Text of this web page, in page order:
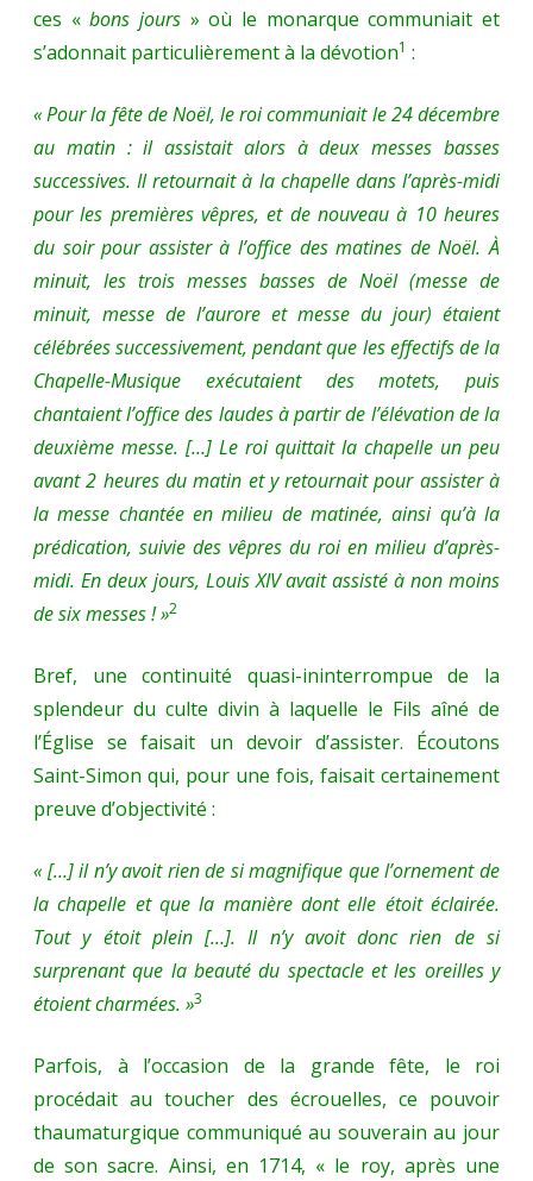
ces «bons jours » où le monarque communiait et
s’adonnait particulièrement à la dévotion1 :
« Pour la fête de Noël, le roi communiait le 24 décembre
au matin : il assistait alors à deux messes basses
successives. Il retournait à la chapelle dans l’après-midi
pour les premières vêpres, et de nouveau à 10 heures
du soir pour assister à l’office des matines de Noël. À
minuit, les trois messes basses de Noël (messe de
minuit, messe de l’aurore et messe du jour) étaient
célébrées successivement, pendant que les effectifs de la
Chapelle-Musique exécutaient des motets, puis
chantaient l’office des laudes à partir de l’élévation de la
deuxième messe. […] Le roi quittait la chapelle un peu
avant 2 heures du matin et y retournait pour assister à
la messe chantée en milieu de matinée, ainsi qu’à la
prédication, suivie des vêpres du roi en milieu d’après-
midi. En deux jours, Louis XIV avait assisté à non moins
de six messes ! »2
Bref, une continuité quasi-ininterrompue de la
splendeur du culte divin à laquelle le Fils aîné de
l’Église se faisait un devoir d’assister. Écoutons
Saint-Simon qui, pour une fois, faisait certainement
preuve d’objectivité :
« […] il n’y avoit rien de si magnifique que l’ornement de
la chapelle et que la manière dont elle étoit éclairée.
Tout y étoit plein […]. Il n’y avoit donc rien de si
surprenant que la beauté du spectacle et les oreilles y
étoient charmées. »3
Parfois, à l’occasion de la grande fête, le roi
procédait au toucher des écrouelles, ce pouvoir
thaumaturgique communiqué au souverain au jour
de son sacre. Ainsi, en 1714, « le roy, après une